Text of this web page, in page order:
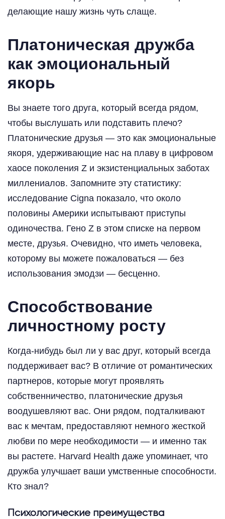
делающие нашу жизнь чуть слаще.
Платоническая дружба
как эмоциональный
якорь
Вы знаете того друга, который всегда рядом,
чтобы выслушать или подставить плечо?
Платонические друзья — это как эмоциональные
якоря, удерживающие нас на плаву в цифровом
хаосе поколения Z и экзистенциальных заботах
миллениалов. Запомните эту статистику:
исследование Cigna показало, что около
половины Америки испытывают приступы
одиночества. Гено Z в этом списке на первом
месте, друзья. Очевидно, что иметь человека,
которому вы можете пожаловаться — без
использования эмодзи — бесценно.
Способствование
личностному росту
Когда-нибудь был ли у вас друг, который всегда
поддерживает вас? В отличие от романтических
партнеров, которые могут проявлять
собственничество, платонические друзья
воодушевляют вас. Они рядом, подталкивают
вас к мечтам, предоставляют немного жесткой
любви по мере необходимости — и именно так
вы растете. Harvard Health даже упоминает, что
дружба улучшает ваши умственные способности.
Кто знал?
Психологические преимущества